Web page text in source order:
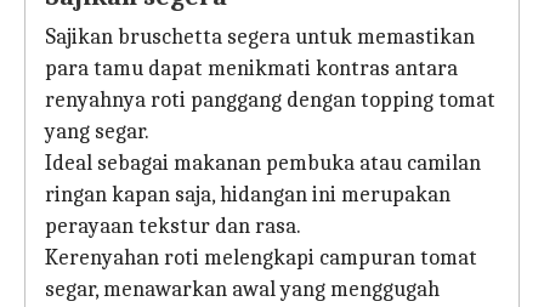
Sajikan bruschetta segera untuk memastikan
para tamu dapat menikmati kontras antara
renyahnya roti panggang dengan topping tomat
yang segar.
Ideal sebagai makanan pembuka atau camilan
ringan kapan saja, hidangan ini merupakan
perayaan tekstur dan rasa.
Kerenyahan roti melengkapi campuran tomat
segar, menawarkan awal yang menggugah